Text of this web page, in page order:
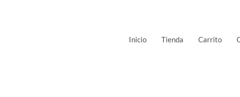
Inicio Tienda Carrito